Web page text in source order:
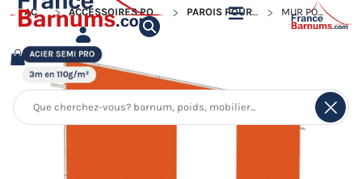
ACCUEIL ACCESSOIRES POUR BARNUMS PLIANTS PAROIS POUR BARNUM PLIANT MUR PORTE - 110G/M²